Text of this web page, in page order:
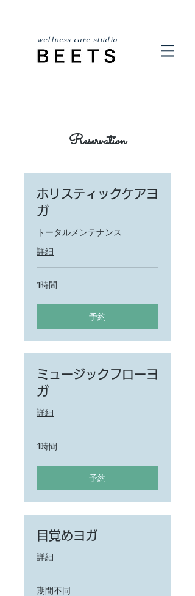
-wellness care studio-
Reservation
ホリスティックケアヨ
ガ
トータルメンテナンス
詳細
1時間
予約
ミュージックフローヨ
ガ
詳細
1時間
予約
目覚めヨガ
詳細
期間不同